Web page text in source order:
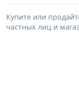
Купите или
частных лиц и